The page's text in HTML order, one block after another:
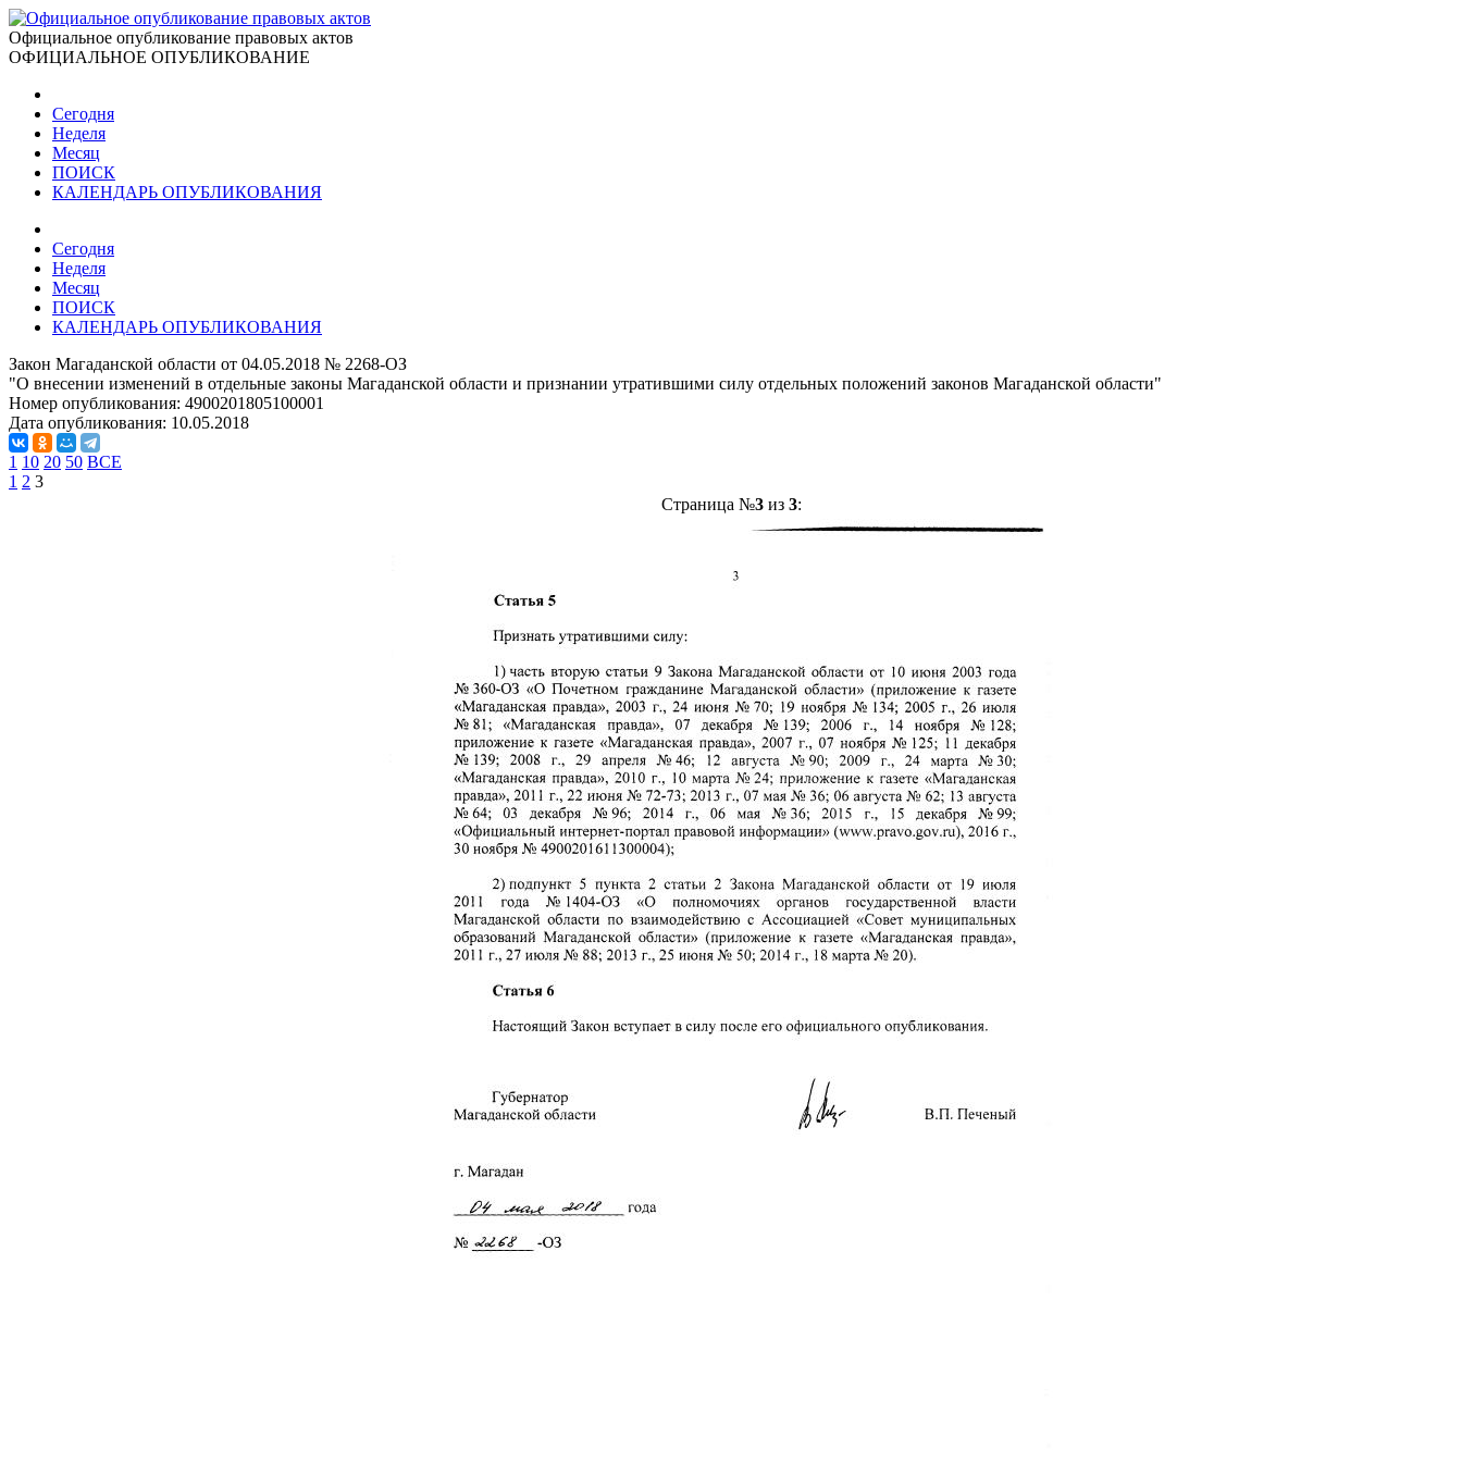
Официальное опубликование правовых актов
ОФИЦИАЛЬНОЕ ОПУБЛИКОВАНИЕ
Сегодня
Неделя
Месяц
ПОИСК
КАЛЕНДАРЬ ОПУБЛИКОВАНИЯ
Сегодня
Неделя
Месяц
ПОИСК
КАЛЕНДАРЬ ОПУБЛИКОВАНИЯ
Закон Магаданской области от 04.05.2018 № 2268-ОЗ
"О внесении изменений в отдельные законы Магаданской области и признании утратившими силу отдельных положений законов Магаданской области"
Номер опубликования: 4900201805100001
Дата опубликования: 10.05.2018
1 10 20 50 ВСЕ
1 2 3
Страница №3из 3: